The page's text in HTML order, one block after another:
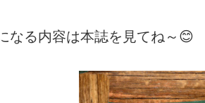
なる内容は本誌を見てね～😊